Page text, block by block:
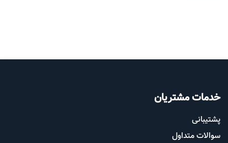
خدمات مشتریان
پشتیب​​انی
سوالات متداول